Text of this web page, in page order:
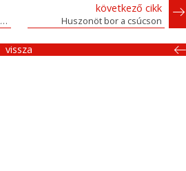
Taroltak a déli vörösek a Pannon Bormustrán
következő cikk
Huszonöt bor a csúcson
vissza